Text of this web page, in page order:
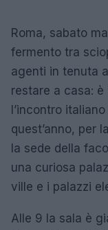
Roma, sabato
fermento tra
agenti in tenuta
restare a casa: è
l’incontro italiano
quest’anno, per
la sede della
una curiosa
ville e i palazzi
Alle 9 la sala è